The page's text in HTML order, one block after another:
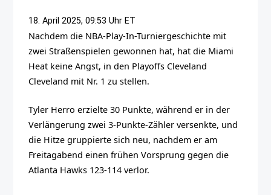
18. April 2025, 09:53 Uhr ET
Nachdem die NBA-Play-In-Turniergeschichte mit
zwei Straßenspielen gewonnen hat, hat die Miami
Heat keine Angst, in den Playoffs Cleveland
Cleveland mit Nr. 1 zu stellen.
Tyler Herro erzielte 30 Punkte, während er in der
Verlängerung zwei 3-Punkte-Zähler versenkte, und
die Hitze gruppierte sich neu, nachdem er am
Freitagabend einen frühen Vorsprung gegen die
Atlanta Hawks 123-114 verlor.